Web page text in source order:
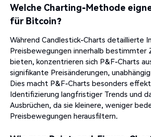
Welche Charting-Methode
für Bitcoin?
Während Candlestick-Charts detaillierte
Preisbewegungen innerhalb bestimmter
bieten, konzentrieren sich P&F-Charts
signifikante Preisänderungen,
Dies macht P&F-Charts besonders
Identifizierung langfristiger Trends und
Ausbrüchen, da sie kleinere, weniger
Preisbewegungen herausfiltern.